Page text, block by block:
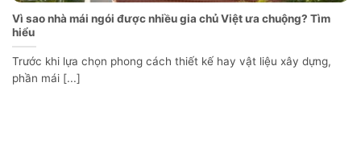
Vì sao nhà mái ngói được nhiều gia chủ Việt ưa chuộng? Tìm
hiểu
Trước khi lựa chọn phong cách thiết kế hay vật liệu xây dựng,
phần mái [...]